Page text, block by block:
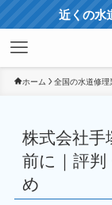
近くの水
ホーム 全国の水道修理
株式会社
前に｜評判
め